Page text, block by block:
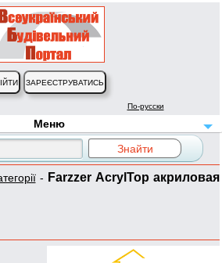
По-русски
Меню
- Farzzer AcrylTop акриловая